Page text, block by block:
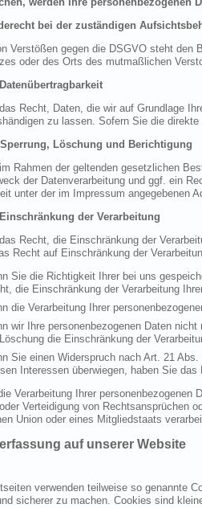
bei der zuständigen
Verstößen gegen die DSGVO steht
oder des Orts des mutmaßlichen
Recht, Daten, die wir auf Grundlage
zu lassen. Sofern Sie die
Löschung und Berichtigung
Rahmen der geltenden gesetzlichen
der Datenverarbeitung und ggf. ein
unter der im Impressum angegebenen
der Verarbeitung
Recht, die Einschränkung der
Recht auf Einschränkung der
Sie die Richtigkeit Ihrer bei uns
die Einschränkung der Verarbeitung
die Verarbeitung Ihrer
wir Ihre personenbezogenen Daten
die Einschränkung der
Sie einen Widerspruch nach Art. 21
Interessen überwiegen, haben Sie
Verarbeitung Ihrer
Verteidigung von Rechtsansprüchen
Union oder eines Mitgliedstaats
auf unserer Website
verwenden teilweise so genannte
sicherer zu machen. Cookies sind